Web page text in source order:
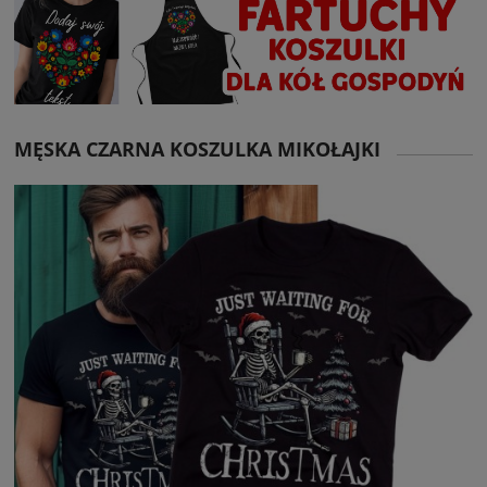
MĘSKA CZARNA KOSZULKA MIKOŁAJKI